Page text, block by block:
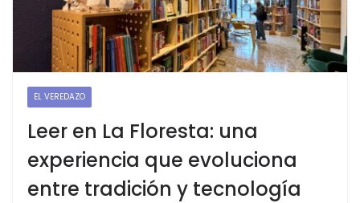
EL VEREDAZO
Leer en La Floresta: una
experiencia que evoluciona
entre tradición y tecnología